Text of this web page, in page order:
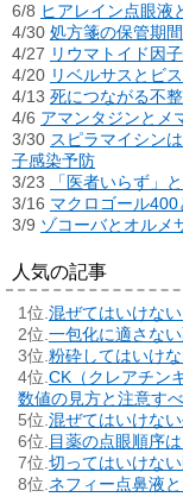
6/8 ヒアレイン点眼液
4/30 処方箋の保管期
4/27 リウマトイド因
4/20 リベルサスとビ
4/13 死につながる不
4/6 アマンタジンとメ
3/30 スピラマイシン
子感染予防
3/23
「医者いらず」
3/16 マクロゴール
3/9 ゾコーバとオルメ
人気の記事
混ぜてはいけな
一包化に適さな
粉砕してはいけ
CK（クレアチン
数値の見方と注意す
混ぜてはいけな
目薬の点眼順序は
切ってはいけな
ネフィー点鼻液